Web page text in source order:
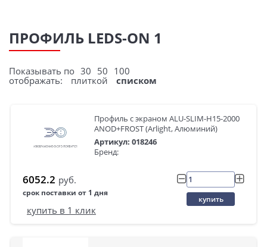
ПРОФИЛЬ LEDS-ON 1
Показывать по 30 50 100
отображать:
плиткой списком
Профиль с экраном ALU-SLIM-H15-2000
ANOD+FROST (Arlight, Алюминий)
Артикул: 018246
Бренд:
6052.2 руб.
срок поставки от 1 дня
купить
купить в 1 клик